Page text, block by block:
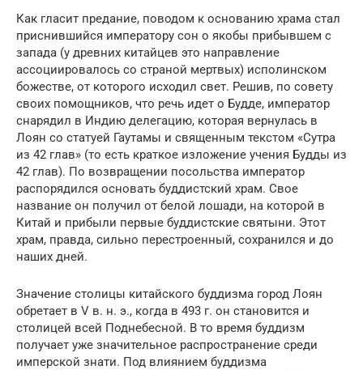
Как гласит предание, поводом к основанию храма стал
приснившийся императору сон о якобы прибывшем с
запада (у древних китайцев это направление
ассоциировалось со страной мертвых) исполинском
божестве, от которого исходил свет. Решив, по совету
своих помощников, что речь идет о Будде, император
снарядил в Индию делегацию, которая вернулась в
Лоян со статуей Гаутамы и священным текстом «Сутра
из 42 глав» (то есть краткое изложение учения Будды из
42 глав). По возвращении посольства император
распорядился основать буддистский храм. Свое
название он получил от белой лошади, на которой в
Китай и прибыли первые буддистские святыни. Этот
храм, правда, сильно перестроенный, сохранился и до
наших дней.
Значение столицы китайского буддизма город Лоян
обретает в V в. н. э., когда в 493 г. он становится и
столицей всей Поднебесной. В то время буддизм
получает уже значительное распространение среди
имперской знати. Под влиянием буддизма